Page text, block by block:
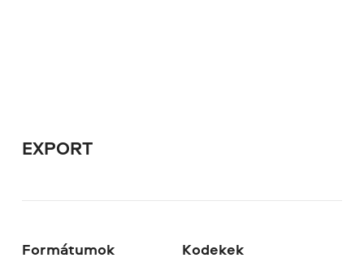
EXPORT
Formátumok Kodekek